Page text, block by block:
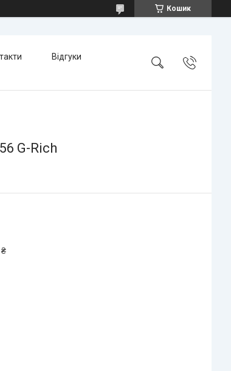
Кошик
Відгуки
G-Rich
₴